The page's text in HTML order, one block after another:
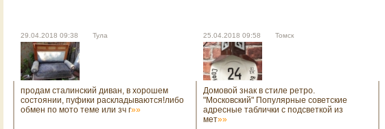
29.04.2018 09:38 Тула
продам сталинский диван, в хорошем
состоянии, пуфики раскладываются!либо
обмен по мото теме или зч г»»
25.04.2018 09:58 Томск
Домовой знак в стиле ретро.
"Московский" Популярные советские
адресные таблички с подсветкой из
мет»»